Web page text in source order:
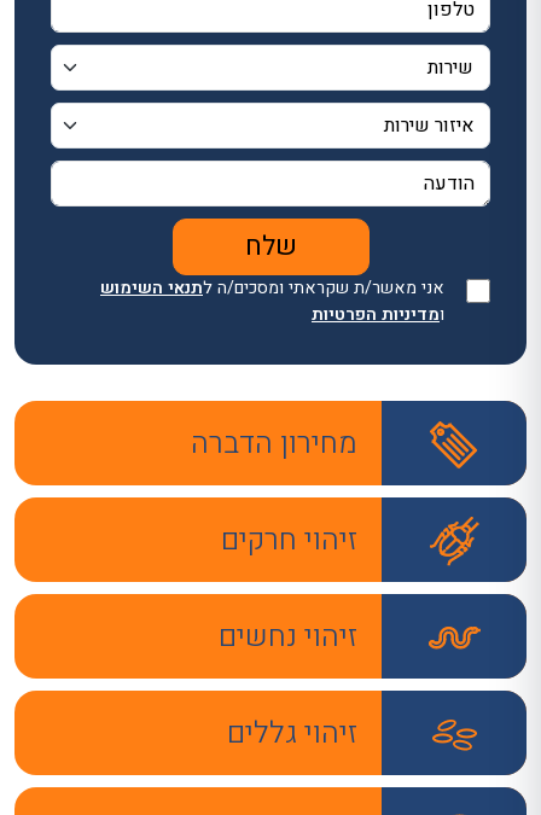
אני מאשר/ת שקראתי ומסכים/ה לתנאי השימוש
ומדיניות הפרטיות
מחירון הדברה
זיהוי חרקים
זיהוי נחשים
זיהוי גללים